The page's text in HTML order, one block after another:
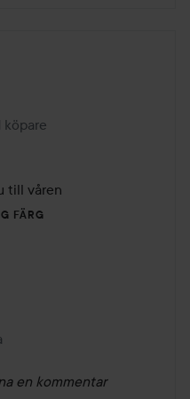
år
köpare
till våren
FÄRG
en kommentar